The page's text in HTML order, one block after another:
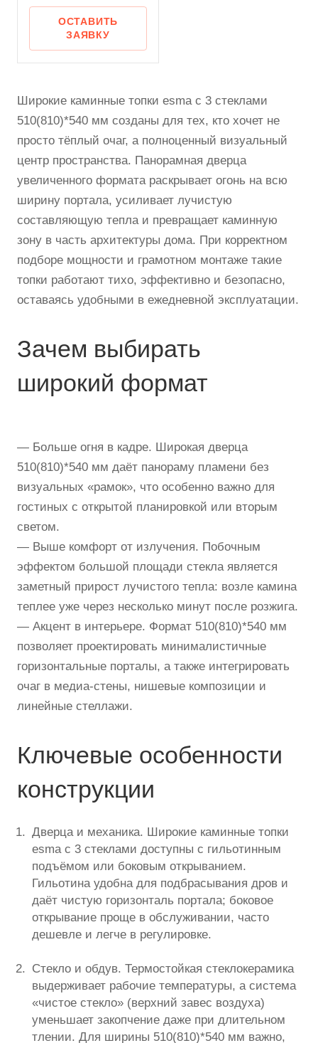
ОСТАВИТЬ
ЗАЯВКУ
Широкие каминные топки esma с 3 стеклами
510(810)*540 мм созданы для тех, кто хочет не
просто тёплый очаг, а полноценный визуальный
центр пространства. Панорамная дверца
увеличенного формата раскрывает огонь на всю
ширину портала, усиливает лучистую
составляющую тепла и превращает каминную
зону в часть архитектуры дома. При корректном
подборе мощности и грамотном монтаже такие
топки работают тихо, эффективно и безопасно,
оставаясь удобными в ежедневной эксплуатации.
Зачем выбирать
широкий формат
— Больше огня в кадре. Широкая дверца
510(810)*540 мм даёт панораму пламени без
визуальных «рамок», что особенно важно для
гостиных с открытой планировкой или вторым
светом.
— Выше комфорт от излучения. Побочным
эффектом большой площади стекла является
заметный прирост лучистого тепла: возле камина
теплее уже через несколько минут после розжига.
— Акцент в интерьере. Формат 510(810)*540 мм
позволяет проектировать минималистичные
горизонтальные порталы, а также интегрировать
очаг в медиа-стены, нишевые композиции и
линейные стеллажи.
Ключевые особенности
конструкции
Дверца и механика. Широкие каминные топки
esma с 3 стеклами доступны с гильотинным
подъёмом или боковым открыванием.
Гильотина удобна для подбрасывания дров и
даёт чистую горизонталь портала; боковое
открывание проще в обслуживании, часто
дешевле и легче в регулировке.
Стекло и обдув. Термостойкая стеклокерамика
выдерживает рабочие температуры, а система
«чистое стекло» (верхний завес воздуха)
уменьшает закопчение даже при длительном
тлении. Для ширины 510(810)*540 мм важно,